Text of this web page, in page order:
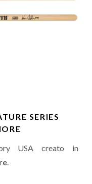
SERIES
USA creato in
.